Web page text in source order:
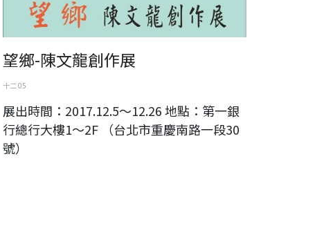
望鄉-陳文龍創作展
十二 05
展出時間：2017.12.5～12.26 地點：第一銀
行總行大樓1～2F （台北市重慶南路一段30
號）